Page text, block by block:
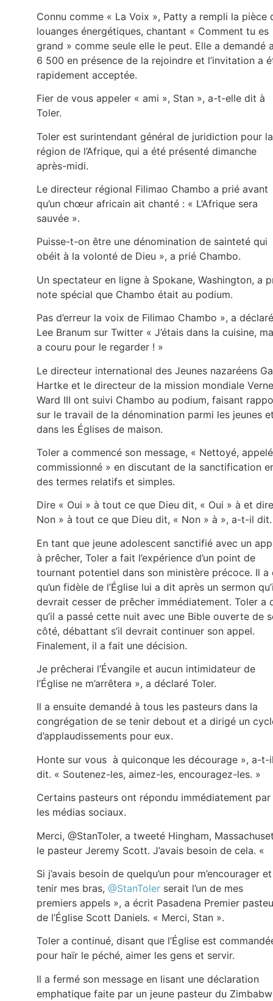
Connu comme « La Voix », Patty a rempli la pièce
louanges énergétiques, chantant « Comment tu es
grand » comme seule elle le peut. Elle a demandé
6 500 en présence de la rejoindre et l’invitation a
rapidement acceptée.
Fier de vous appeler « ami », Stan », a-t-elle dit à
Toler.
Toler est surintendant général de juridiction pour la
région de l’Afrique, qui a été présenté dimanche
après-midi.
Le directeur régional Filimao Chambo a prié avant
qu’un chœur africain ait chanté : « L’Afrique sera
sauvée ».
Puisse-t-on être une dénomination de sainteté qui
obéit à la volonté de Dieu », a prié Chambo.
Un spectateur en ligne à Spokane, Washington, a
note spécial que Chambo était au podium.
Pas d’erreur la voix de Filimao Chambo », a déclaré
Lee Branum sur Twitter « J’étais dans la cuisine,
a couru pour le regarder ! »
Le directeur international des Jeunes nazaréens
Hartke et le directeur de la mission mondiale Verne
Ward III ont suivi Chambo au podium, faisant
sur le travail de la dénomination parmi les jeunes
dans les Églises de maison.
Toler a commencé son message, « Nettoyé,
commissionné » en discutant de la sanctification
des termes relatifs et simples.
Dire « Oui » à tout ce que Dieu dit, « Oui » à et
Non » à tout ce que Dieu dit, « Non » à », a-t-il dit.
En tant que jeune adolescent sanctifié avec un
à prêcher, Toler a fait l’expérience d’un point de
tournant potentiel dans son ministère précoce. Il a
qu’un fidèle de l’Église lui a dit après un sermon
devrait cesser de prêcher immédiatement. Toler a
qu’il a passé cette nuit avec une Bible ouverte de
côté, débattant s’il devrait continuer son appel.
Finalement, il a fait une décision.
Je prêcherai l’Évangile et aucun intimidateur de
l’Église ne m’arrêtera », a déclaré Toler.
Il a ensuite demandé à tous les pasteurs dans la
congrégation de se tenir debout et a dirigé un
d’applaudissements pour eux.
Honte sur vous à quiconque les décourage », a-t-
dit. « Soutenez-les, aimez-les, encouragez-les. »
Certains pasteurs ont répondu immédiatement par
les médias sociaux.
Merci, @StanToler, a tweeté Hingham,
le pasteur Jeremy Scott. J’avais besoin de cela. «
Si j’avais besoin de quelqu’un pour m’encourager et
tenir mes bras, @StanToler serait l’un de mes
premiers appels », a écrit Pasadena Premier
de l’Église Scott Daniels. « Merci, Stan ».
Toler a continué, disant que l’Église est
pour haïr le péché, aimer les gens et servir.
Il a fermé son message en lisant une déclaration
emphatique faite par un jeune pasteur du